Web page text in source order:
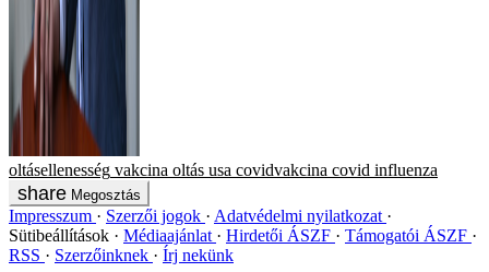
oltásellenesség vakcina oltás usa covidvakcina covid influenza
Megosztás
Impresszum Szerzői jogok
Adatvédelmi nyilatkozat
Sütibeállítások
Médiaajánlat Hirdetői ÁSZF
Támogatói ÁSZF
RSS
Szerzőinknek Írj nekünk